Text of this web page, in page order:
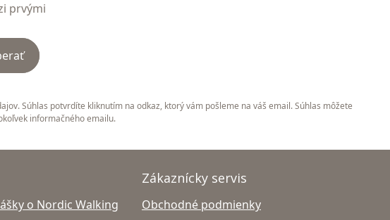
prvými
Súhlas potvrdíte kliknutím na odkaz, ktorý vám pošleme na váš email. Súhlas môžete
informačného emailu.
o Nordic Walking
Zákaznícky servis
Obchodné podmienky